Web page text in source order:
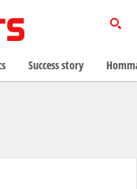
Success story